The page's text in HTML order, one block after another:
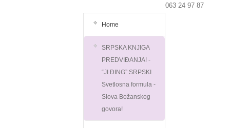
063 24 97 87
Home
SRPSKA KNJIGA
PREDVIĐANJA! -
“JI ĐING” SRPSKI
Svetlosna formula -
Slova Božanskog
govora!